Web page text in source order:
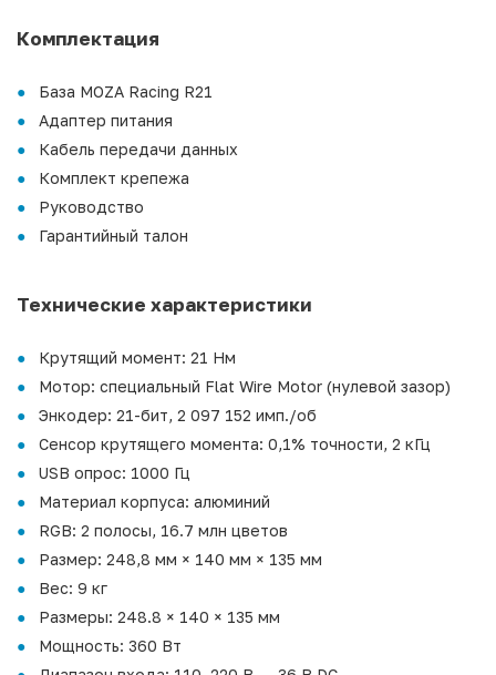
Комплектация
База MOZA Racing R21
Адаптер питания
Кабель передачи данных
Комплект крепежа
Руководство
Гарантийный талон
Технические характеристики
Крутящий момент: 21 Нм
Мотор: специальный Flat Wire Motor (нулевой зазор)
Энкодер: 21-бит, 2 097 152 имп./об
Сенсор крутящего момента: 0,1% точности, 2 кГц
USB опрос: 1000 Гц
Материал корпуса: алюминий
RGB: 2 полосы, 16.7 млн цветов
Размер: 248,8 мм × 140 мм × 135 мм
Вес: 9 кг
Размеры: 248.8 × 140 × 135 мм
Мощность: 360 Вт